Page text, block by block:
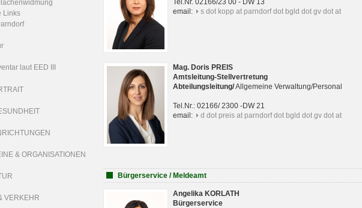
Links
laut EED III
& ORGANISATIONEN
VERKEHR
Tel.Nr. 02166/23 00 - DW 13
email:
s dot kopp at parndorf dot bgld dot gv dot at
Mag. Doris PREIS
Amtsleitung-Stellvertretung
Abteilungsleitung/Allgemeine Verwaltung/Personal
Tel.Nr.: 02166/ 2300 -DW 21
email:
d dot preis at parndorf dot bgld dot gv dot at
Bürgerservice / Meldeamt
Angelika KORLATH
Bürgerservice